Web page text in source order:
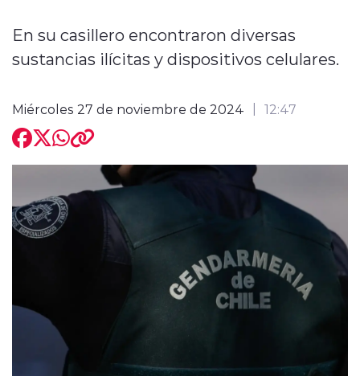
Entrevistas
modo claro
En su casillero encontraron diversas
sustancias ilícitas y dispositivos celulares.
Miércoles 27 de noviembre de 2024 12:47